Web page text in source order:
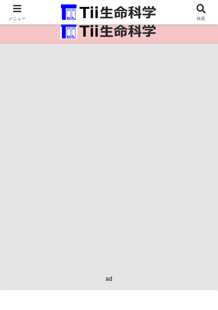
医療保健・生命・生物の情報インフラ。
ad
メニュー 検索